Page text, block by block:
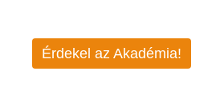
Érdekel az Akadémia!